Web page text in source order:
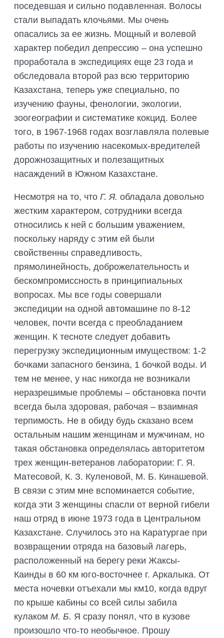
поседевшая и сильно подавленная. Волосы
стали выпадать клочьями. Мы очень
опасались за ее жизнь. Мощный и волевой
характер победил депрессию – она успешно
проработала в экспедициях еще 23 года и
обследовала второй раз всю территорию
Казахстана, теперь уже специально, по
изучению фауны, фенологии, экологии,
зоогеографии и систематике кокцид. Более
того, в 1967-1968 годах возглавляла полевые
работы по изучению насекомых-вредителей
дорожнозащитных и полезащитных
насаждений в Южном Казахстане.
Несмотря на то, что Г. Я. обладала довольно
жестким характером, сотрудники всегда
относились к ней с большим уважением,
поскольку наряду с этим ей были
свойственны справедливость,
прямолинейность, доброжелательность и
бескомпромиссность в принципиальных
вопросах. Мы все годы совершали
экспедиции на одной автомашине по 8-12
человек, почти всегда с преобладанием
женщин. К тесноте следует добавить
перегрузку экспедиционным имуществом: 1-2
бочками запасного бензина, 1 бочкой воды. И
тем не менее, у нас никогда не возникали
неразрешимые проблемы – обстановка почти
всегда была здоровая, рабочая – взаимная
терпимость. Не в обиду будь сказано всем
остальным нашим женщинам и мужчинам, но
такая обстановка определялась авторитетом
трех женщин-ветеранов лаборатории: Г. Я.
Матесовой, К. З. Куленовой, М. Б. Кинашевой.
В связи с этим мне вспоминается событие,
когда эти 3 женщины спасли от верной гибели
наш отряд в июне 1973 года в Центральном
Казахстане. Случилось это на Каратургае при
возвращении отряда на базовый лагерь,
расположенный на берегу реки Жаксы-
Каинды в 60 км юго-восточнее г. Аркалыка. От
места ночевки отъехали мы км10, когда вдруг
по крыше кабины со всей силы забила
кулаком М. Б. Я сразу понял, что в кузове
произошло что-то необычное. Прошу